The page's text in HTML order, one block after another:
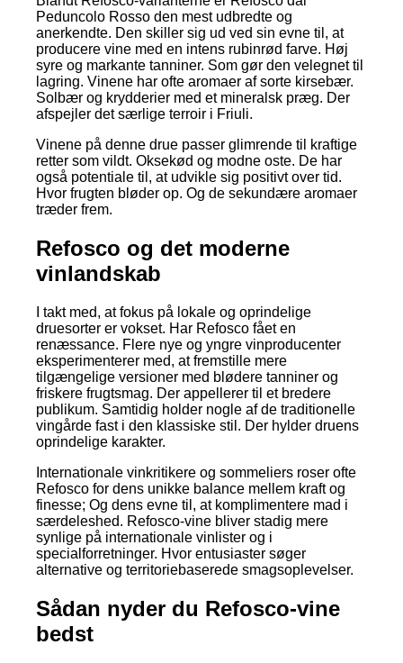
Peduncolo Rosso den mest udbredte og
anerkendte. Den skiller sig ud ved sin evne til, at
producere vine med en intens rubinrød farve. Høj
syre og markante tanniner. Som gør den velegnet til
lagring. Vinene har ofte aromaer af sorte kirsebær.
Solbær og krydderier med et mineralsk præg. Der
afspejler det særlige terroir i Friuli.
Vinene på denne drue passer glimrende til kraftige
retter som vildt. Oksekød og modne oste. De har
også potentiale til, at udvikle sig positivt over tid.
Hvor frugten bløder op. Og de sekundære aromaer
træder frem.
Refosco og det moderne
vinlandskab
I takt med, at fokus på lokale og oprindelige
druesorter er vokset. Har Refosco fået en
renæssance. Flere nye og yngre vinproducenter
eksperimenterer med, at fremstille mere
tilgængelige versioner med blødere tanniner og
friskere frugtsmag. Der appellerer til et bredere
publikum. Samtidig holder nogle af de traditionelle
vingårde fast i den klassiske stil. Der hylder druens
oprindelige karakter.
Internationale vinkritikere og sommeliers roser ofte
Refosco for dens unikke balance mellem kraft og
finesse; Og dens evne til, at komplimentere mad i
særdeleshed. Refosco-vine bliver stadig mere
synlige på internationale vinlister og i
specialforretninger. Hvor entusiaster søger
alternative og territoriebaserede smagsoplevelser.
Sådan nyder du Refosco-vine
bedst